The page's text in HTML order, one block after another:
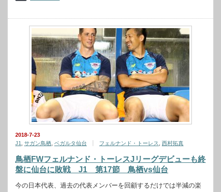
2018-7-23
J1
サガン鳥栖 ベガルタ仙台 フェルナンド・トーレス 西村拓真
鳥栖FWフェルナンド・トーレスJリーグデビューも終
盤に仙台に敗戦 J1 第17節 鳥栖vs仙台
今の日本代表、過去の代表メンバーを回顧するだけでは半減の楽